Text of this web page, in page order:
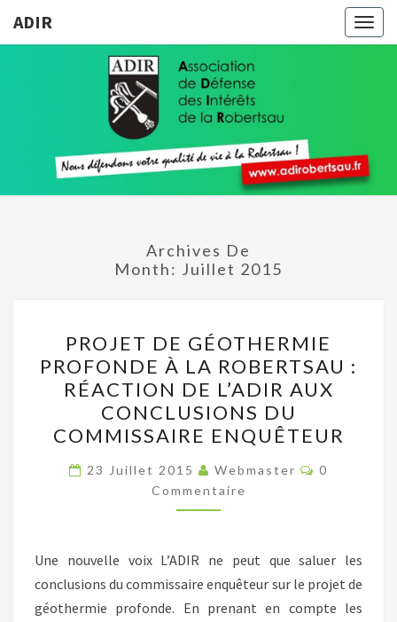
ADIR
ADIR
Votre
Qualité
De Vie À
Robertsau
Archives De
Month: Juillet 2015
DE
GÉOTHERMIE
PROFONDE
À
LA
ROBERTSAU
:
RÉACTION
L’ADIR
AUX
CONCLUSIONS
PROJET DE GÉOTHERMIE
PROFONDE À LA ROBERTSAU :
RÉACTION DE L’ADIR AUX
CONCLUSIONS DU
COMMISSAIRE ENQUÊTEUR
23 Juillet 2015 Webmaster
0
Commentaire
Une nouvelle voix L’ADIR ne peut que saluer les
conclusions du commissaire enquêteur sur le projet de
géothermie profonde. En prenant en compte les